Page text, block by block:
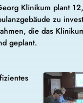
Klinikum plant
zu
die das
geplant.